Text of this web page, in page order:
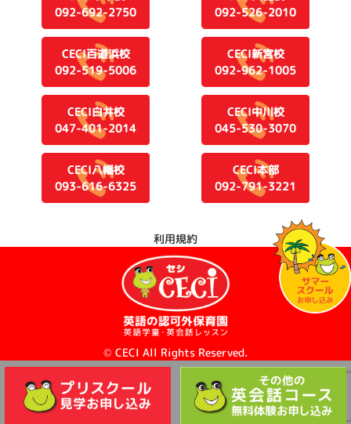
092-692-2750
092-526-2010
CECI百道浜校
092-519-5006
CECI新宮校
092-962-1005
CECI白井校
047-401-2014
CECI中川校
045-530-3070
CECI八幡校
093-616-6325
CECI本部
092-791-3221
利用規約
© CECI All Rights Reserved.